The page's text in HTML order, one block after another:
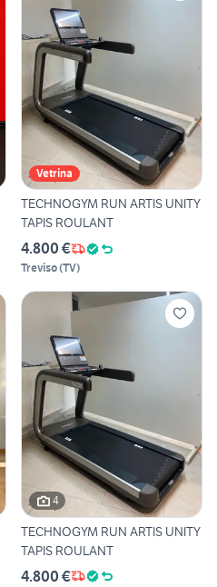
Vetrina
TECHNOGYM RUN ARTIS UNITY
TAPIS ROULANT
4.800 €
Treviso(TV)
4
TECHNOGYM RUN ARTIS UNITY
TAPIS ROULANT
4.800 €